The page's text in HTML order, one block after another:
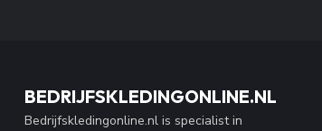
BEDRIJFSKLEDINGONLINE.NL
Bedrijfskledingonline.nl is specialist in